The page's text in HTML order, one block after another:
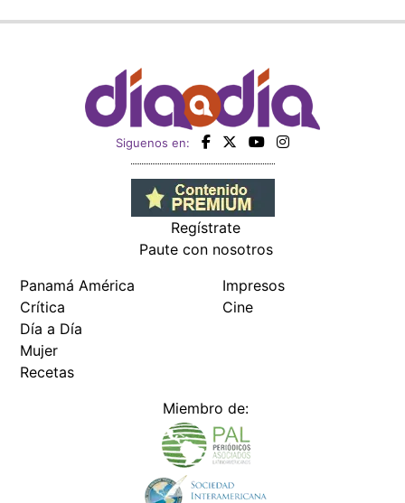
Siguenos en:
Regístrate
Paute con nosotros
Panamá América
Crítica
Día a Día
Mujer
Recetas
Impresos
Cine
Miembro de: